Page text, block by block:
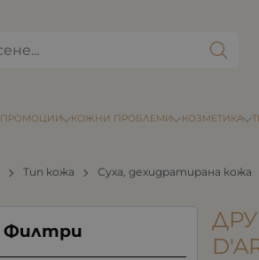
КОЗМЕТИКА
ПРОМОЦИИ КОЖНИ ПРОБЛЕМИ
Тип кожа Суха, дехидратирана кожа
Филтри